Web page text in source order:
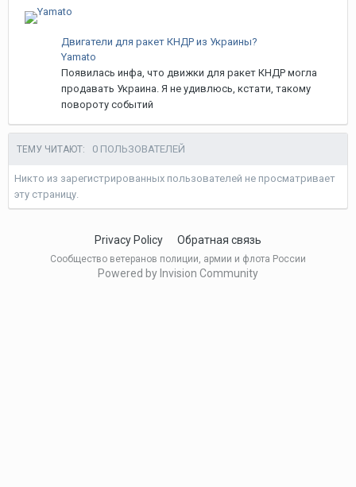
Двигатели для ракет КНДР из Украины?
Yamato
Появилась инфа, что движки для ракет КНДР могла
продавать Украина. Я не удивлюсь, кстати, такому
повороту событий
ТЕМУ ЧИТАЮТ: 0 ПОЛЬЗОВАТЕЛЕЙ
Никто из зарегистрированных пользователей не просматривает
эту страницу.
Privacy Policy Обратная связь
Сообщество ветеранов полиции, армии и флота России
Powered by Invision Community